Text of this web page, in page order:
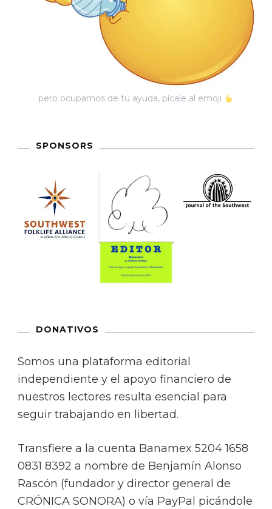
pero ocupamos de tu ayuda, pícale al emoji
SPONSORS
DONATIVOS
Somos una plataforma editorial
independiente y el apoyo financiero de
nuestros lectores resulta esencial para
seguir trabajando en libertad.
Transfiere a la cuenta Banamex 5204 1658
0831 8392 a nombre de Benjamín Alonso
Rascón (fundador y director general de
CRÓNICA SONORA) o vía PayPal picándole